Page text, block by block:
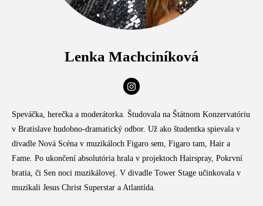
Lenka Machciníková
Speváčka, herečka a moderátorka. Študovala na Štátnom Konzervatóriu
v Bratislave hudobno-dramatický odbor. Už ako študentka spievala v
divadle Nová Scéna v muzikáloch Figaro sem, Figaro tam, Hair a
Fame. Po ukončení absolutória hrala v projektoch Hairspray, Pokrvní
bratia, či Sen noci muzikálovej. V divadle Tower Stage učinkovala v
muzikali Jesus Christ Superstar a Atlantída.